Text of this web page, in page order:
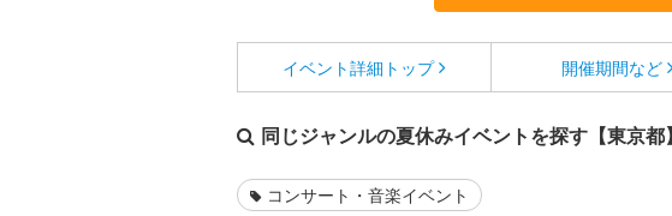
イベント詳細 トップ 開催期間など
同じジャンルの夏休みイベントを探す【東京都】
コンサート・音楽イベント